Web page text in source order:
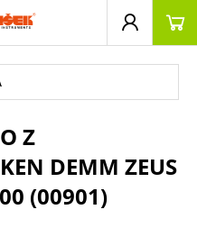
Z
DEMM ZEUS
(00901)